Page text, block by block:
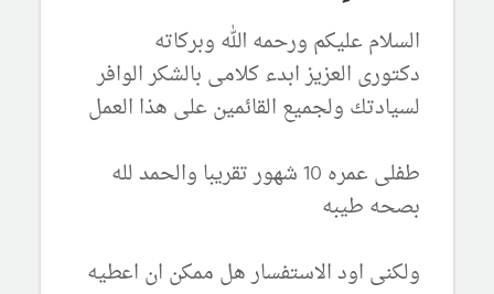
السلام عليكم ورحمه الله وبركاته
دكتورى العزيز ابدء كلامى بالشكر الوافر
لسيادتك ولجميع القائمين على هذا العمل
طفلى عمره 10 شهور تقريبا والحمد لله
بصحه طيبه
ولكنى اود الاستفسار هل ممكن ان اعطيه